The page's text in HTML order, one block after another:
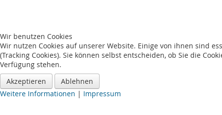
Wir benutzen Cookies
Wir nutzen Cookies auf unserer Website. Einige von ihnen sind
(Tracking Cookies). Sie können selbst entscheiden, ob Sie die
Verfügung stehen.
Akzeptieren
Ablehnen
Weitere Informationen | Impressum